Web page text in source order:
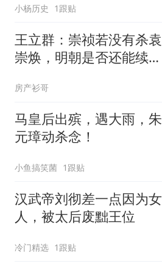
小杨历史 1跟贴
王立群：崇祯若没有杀袁
崇焕，明朝是否还能续命
房产衫哥
马皇后出殡，遇大雨，朱
元璋动杀念！
小鱼搞笑菌 1跟贴
汉武帝刘彻差一点因为女
人，被太后废黜王位
冷门精选 1跟贴